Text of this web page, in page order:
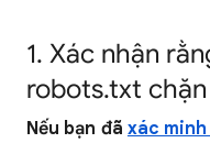
1. Xác nhận
robots.txt chặn
Nếu bạn đã xác